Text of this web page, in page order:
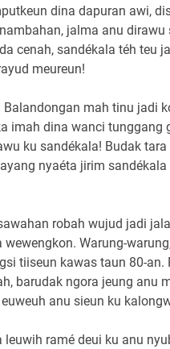
dina dapuran awi,
jalma anu
cenah, sandékala téh teu
meureun!
mah tinu jadi
imah dina wanci tunggang
ku sandékala! Budak
nyaéta jirim
robah wujud jadi
wewengkon. Warung-
tiiseun kawas taun 80-
barudak ngora jeung anu
anu sieun ku
leuwih ramé deui ku anu